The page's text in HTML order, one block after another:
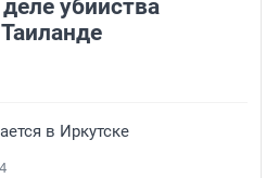
убийства
в Иркутске